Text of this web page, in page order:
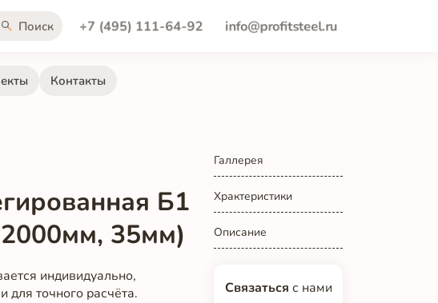
Поиск +7 (495) 111-64-92 info@profitsteel.ru
Контакты
Б1
35мм)
индивидуально,
для точного расчёта.
Галлерея
Храктеристики
Описание
Связаться с нами